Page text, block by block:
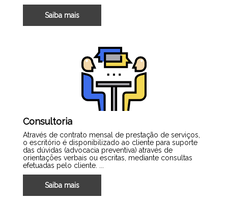
Saiba mais
Consultoria
Através de contrato mensal de prestação de serviços,
o escritório é disponibilizado ao cliente para suporte
das dúvidas (advocacia preventiva) através de
orientações verbais ou escritas, mediante consultas
efetuadas pelo cliente. ...
Saiba mais